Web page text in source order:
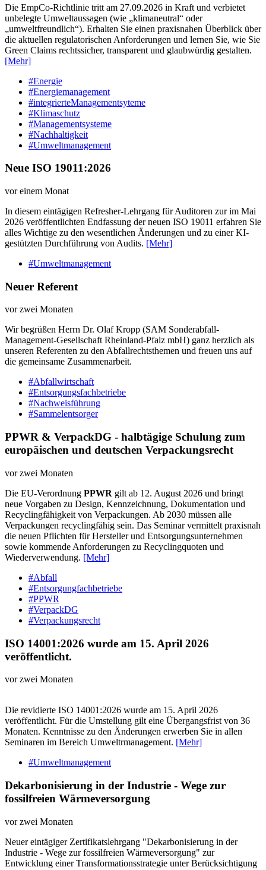
Die EmpCo-Richtlinie tritt am 27.09.2026 in Kraft und verbietet
unbelegte Umweltaussagen (wie „klimaneutral“ oder
„umweltfreundlich“). Erhalten Sie einen praxisnahen Überblick über
die aktuellen regulatorischen Anforderungen und lernen Sie, wie Sie
Green Claims rechtssicher, transparent und glaubwürdig gestalten.
[Mehr]
#Energie
#Energiemanagement
#integrierteManagementsyteme
#Klimaschutz
#Managementsysteme
#Nachhaltigkeit
#Umweltmanagement
Neue ISO 19011:2026
vor einem Monat
In diesem eintägigen Refresher-Lehrgang für Auditoren zur im Mai
2026 veröffentlichten Endfassung der neuen ISO 19011 erfahren Sie
alles Wichtige zu den wesentlichen Änderungen und zu einer KI-
gestützten Durchführung von Audits. [Mehr]
#Umweltmanagement
Neuer Referent
vor zwei Monaten
Wir begrüßen Herrn Dr. Olaf Kropp (SAM Sonderabfall-
Management-Gesellschaft Rheinland-Pfalz mbH) ganz herzlich als
unseren Referenten zu den Abfallrechtsthemen und freuen uns auf
die gemeinsame Zusammenarbeit.
#Abfallwirtschaft
#Entsorgungsfachbetriebe
#Nachweisführung
#Sammelentsorger
PPWR & VerpackDG - halbtägige Schulung zum
europäischen und deutschen Verpackungsrecht
vor zwei Monaten
Die EU-Verordnung PPWR gilt ab 12. August 2026 und bringt
neue Vorgaben zu Design, Kennzeichnung, Dokumentation und
Recyclingfähigkeit von Verpackungen. Ab 2030 müssen alle
Verpackungen recyclingfähig sein. Das Seminar vermittelt praxisnah
die neuen Pflichten für Hersteller und Entsorgungsunternehmen
sowie kommende Anforderungen zu Recyclingquoten und
Wiederverwendung. [Mehr]
#Abfall
#Entsorgungfachbetriebe
#PPWR
#VerpackDG
#Verpackungsrecht
ISO 14001:2026 wurde am 15. April 2026
veröffentlicht.
vor zwei Monaten
Die revidierte ISO 14001:2026 wurde am 15. April 2026
veröffentlicht. Für die Umstellung gilt eine Übergangsfrist von 36
Monaten. Kenntnisse zu den Änderungen erwerben Sie in allen
Seminaren im Bereich Umweltrmanagement. [Mehr]
#Umweltmanagement
Dekarbonisierung in der Industrie - Wege zur
fossilfreien Wärmeversorgung
vor zwei Monaten
Neuer eintägiger Zertifikatslehrgang "Dekarbonisierung in der
Industrie - Wege zur fossilfreien Wärmeversorgung" zur
Entwicklung einer Transformationsstrategie unter Berücksichtigung